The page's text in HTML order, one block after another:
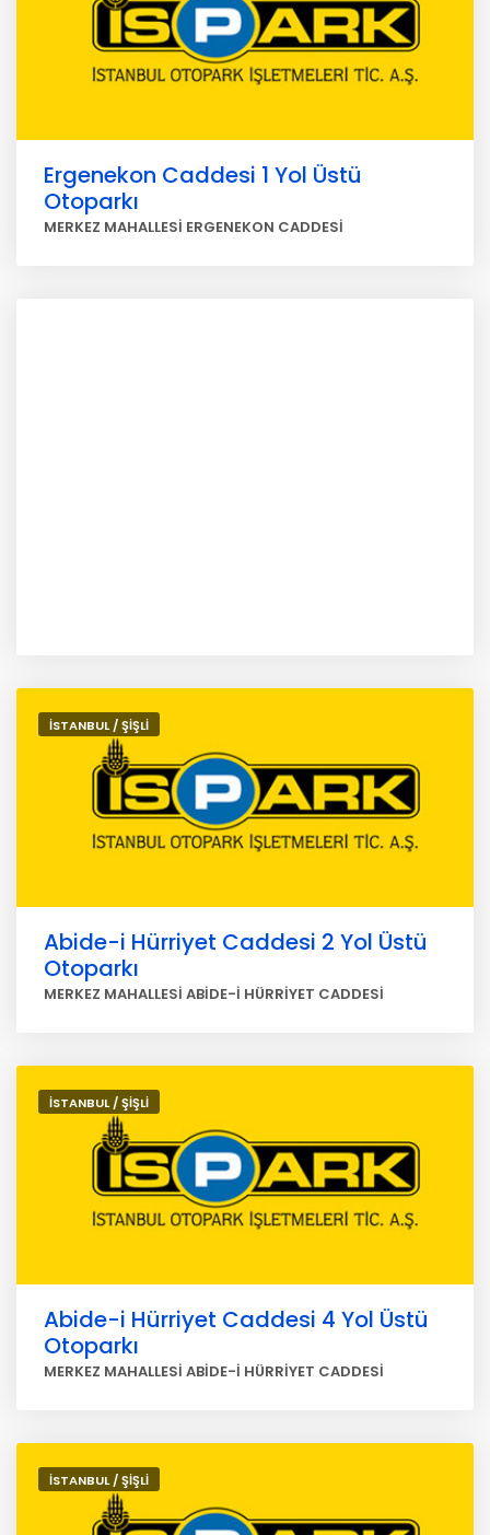
Ergenekon Caddesi 1 Yol Üstü
Otoparkı
MERKEZ MAHALLESİ ERGENEKON CADDESİ
İSTANBUL / ŞİŞLİ
Abide-i Hürriyet Caddesi 2 Yol Üstü
Otoparkı
MERKEZ MAHALLESİ ABİDE-İ HÜRRİYET CADDESİ
İSTANBUL / ŞİŞLİ
Abide-i Hürriyet Caddesi 4 Yol Üstü
Otoparkı
MERKEZ MAHALLESİ ABİDE-İ HÜRRİYET CADDESİ
İSTANBUL / ŞİŞLİ